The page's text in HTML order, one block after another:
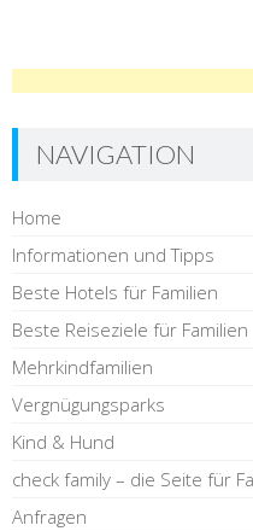
NAVIGATION
Home
Informationen und Tipps
Beste Hotels für Familien
Beste Reiseziele für Familien
Mehrkindfamilien
Vergnügungsparks
Kind & Hund
check family – die Seite für
Anfragen